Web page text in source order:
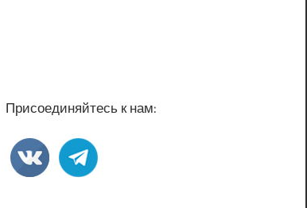
Присоединяйтесь к нам: